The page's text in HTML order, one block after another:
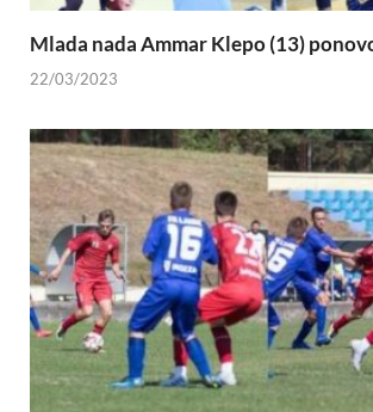
Mlada nada Ammar Klepo (13)
22/03/2023